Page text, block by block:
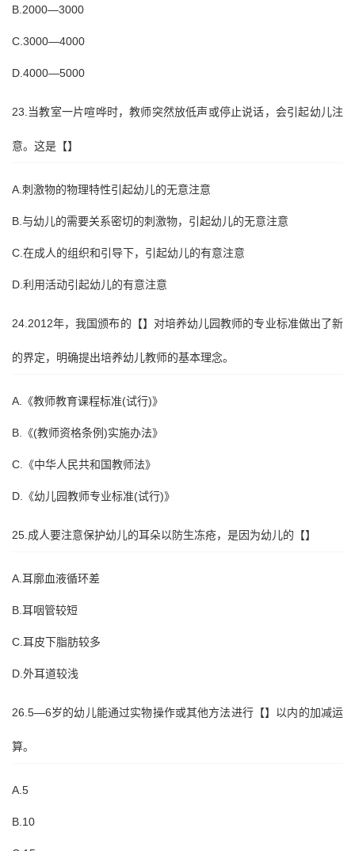
B.2000—3000
C.3000—4000
D.4000—5000
23.当教室一片喧哗时，教师突然放低声或停止说话，会引起幼儿注
意。这是【】
A.刺激物的物理特性引起幼儿的无意注意
B.与幼儿的需要关系密切的刺激物，引起幼儿的无意注意
C.在成人的组织和引导下，引起幼儿的有意注意
D.利用活动引起幼儿的有意注意
24.2012年，我国颁布的【】对培养幼儿园教师的专业标准做出了新
的界定，明确提出培养幼儿教师的基本理念。
A.《教师教育课程标准(试行)》
B.《(教师资格条例)实施办法》
C.《中华人民共和国教师法》
D.《幼儿园教师专业标准(试行)》
25.成人要注意保护幼儿的耳朵以防生冻疮，是因为幼儿的【】
A.耳廓血液循环差
B.耳咽管较短
C.耳皮下脂肪较多
D.外耳道较浅
26.5—6岁的幼儿能通过实物操作或其他方法进行【】以内的加减运
算。
A.5
B.10